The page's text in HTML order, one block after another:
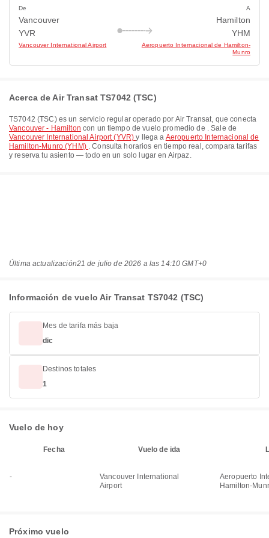
De
Vancouver
YVR
Vancouver International Airport
A
Hamilton
YHM
Aeropuerto Internacional de Hamilton-
Munro
Acerca de Air Transat TS7042 (TSC)
TS7042 (TSC) es un servicio regular operado por Air Transat, que conecta
Vancouver - Hamilton con un tiempo de vuelo promedio de . Sale de
Vancouver International Airport (YVR)y llega a Aeropuerto Internacional de
Hamilton-Munro (YHM) . Consulta horarios en tiempo real, compara tarifas
y reserva tu asiento — todo en un solo lugar en Airpaz.
Última actualización21 de julio de 2026 a las 14:10 GMT+0
Información de vuelo Air Transat TS7042 (TSC)
Mes de tarifa más baja
dic
Destinos totales
1
Vuelo de hoy
Fecha Vuelo de ida
-
Vancouver International
Airport
Aeropuerto
Hamilton-
Próximo vuelo